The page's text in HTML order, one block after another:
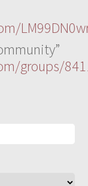
groups/